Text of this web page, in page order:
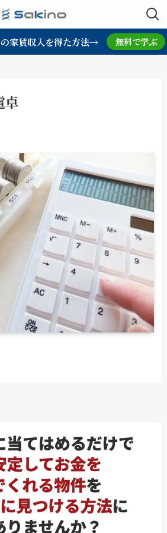
家賃収入を得た方法→ 無料で学ぶ
卓